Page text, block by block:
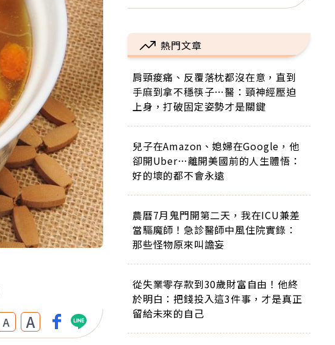
A A
熱門文章
肩頸痠痛、反覆落枕都沒在意，直到
手麻到拿不穩筷子…醫：頸神經壓迫
上身，打破固定姿勢才是關鍵
兒子在Amazon、媳婦在Google，他
卻開Uber…離開美國前的人生體悟：
好的壞的都不會永遠
農曆7月鬼門開第二天，我在ICU兼差
當驅魔師！急診醫師中風住院實錄：
那些怪物原來叫譫妄
從失業零存款到30歲財富自由！他終
於明白：把錢投入這3件事，才是真正
留給未來的自己